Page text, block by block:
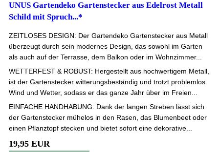
UNUS Gartendeko Gartenstecker aus Edelrost Metall
Schild mit Spruch...*
ZEITLOSES DESIGN: Der Gartendeko Gartenstecker aus Metall
überzeugt durch sein modernes Design, das sowohl im Garten
als auch auf der Terrasse, dem Balkon oder im Wohnzimmer...
WETTERFEST & ROBUST: Hergestellt aus hochwertigem Metall,
ist der Gartenstecker witterungsbeständig und trotzt problemlos
Wind und Wetter, sodass er das ganze Jahr über im Freien...
EINFACHE HANDHABUNG: Dank der langen Streben lässt sich
der Gartenstecker mühelos in den Rasen, das Blumenbeet oder
einen Pflanztopf stecken und bietet sofort eine dekorative...
19,95 EUR